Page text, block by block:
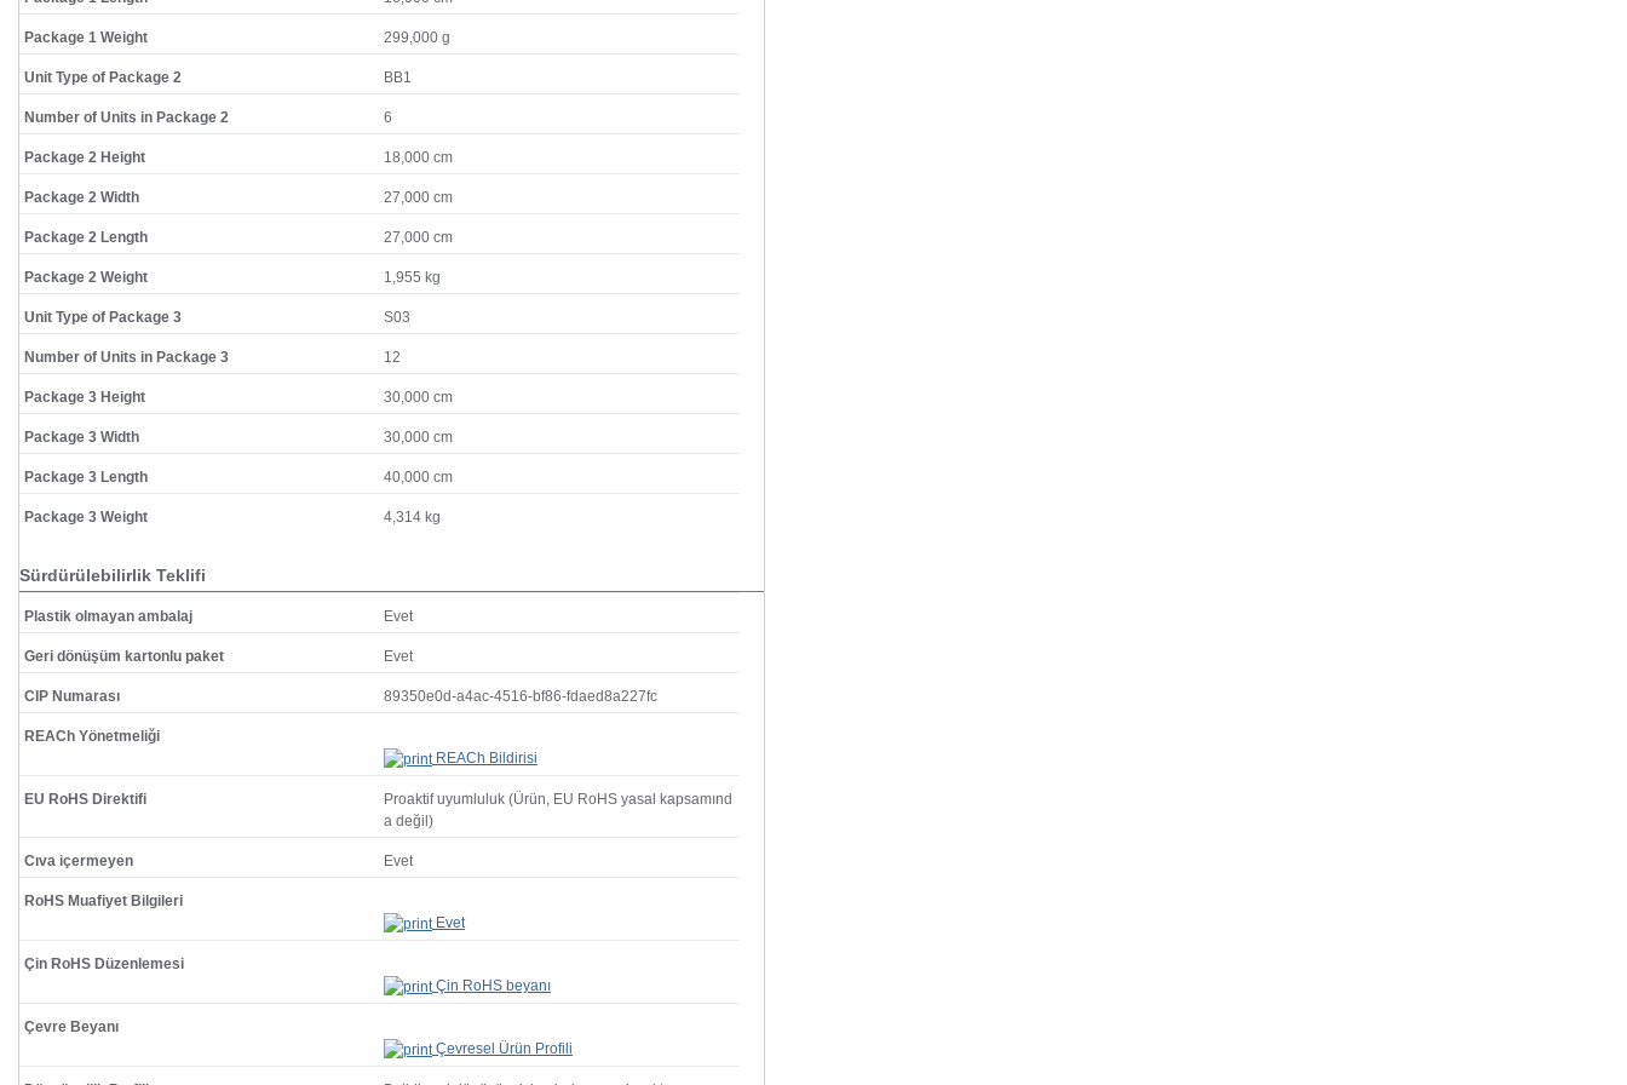
Package 1 Weight 299,000 g
Unit Type of Package 2 BB1
Number of Units in Package 2 6
Package 2 Height 18,000 cm
Package 2 Width 27,000 cm
Package 2 Length 27,000 cm
Package 2 Weight 1,955 kg
Unit Type of Package 3 S03
Number of Units in Package 3 12
Package 3 Height 30,000 cm
Package 3 Width 30,000 cm
Package 3 Length 40,000 cm
Package 3 Weight 4,314 kg
Sürdürülebilirlik Teklifi
Plastik olmayan ambalaj Evet
Geri dönüşüm kartonlu paket Evet
CIP Numarası 89350e0d-a4ac-4516-bf86-fdaed8a227fc
REACh Yönetmeliği
REACh Bildirisi
EU RoHS Direktifi
Proaktif uyumluluk (Ürün, EU RoHS yasal kapsamınd
a değil)
Cıva içermeyen Evet
RoHS Muafiyet Bilgileri
Evet
Çin RoHS Düzenlemesi
Çin RoHS beyanı
Çevre Beyanı
Çevresel Ürün Profili